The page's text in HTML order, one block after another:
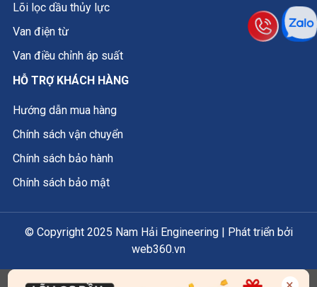
Lõi lọc dầu thủy lực
Van điện từ
Van điều chỉnh áp suất
HỖ TRỢ KHÁCH HÀNG
Hướng dẫn mua hàng
Chính sách vận chuyển
Chính sách bảo hành
Chính sách bảo mật
© Copyright 2025 Nam Hải Engineering | Phát triển bởi
web360.vn